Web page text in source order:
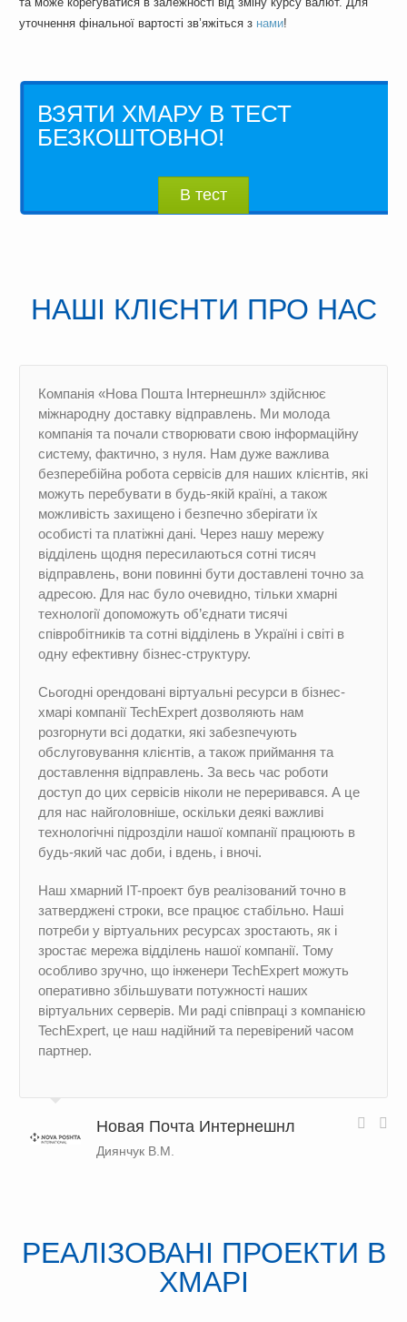
уточнення фінальної вартості зв’яжіться з нами!
ВЗЯТИ ХМАРУ В ТЕСТ
БЕЗКОШТОВНО!
В тест
НАШІ КЛІЄНТИ ПРО НАС
Компанія «Нова Пошта Інтернешнл» здійснює
міжнародну доставку відправлень. Ми молода
компанія та почали створювати свою інформаційну
систему, фактично, з нуля. Нам дуже важлива
безперебійна робота сервісів для наших клієнтів, які
можуть перебувати в будь-якій країні, а також
можливість захищено і безпечно зберігати їх
особисті та платіжні дані. Через нашу мережу
відділень щодня пересилаються сотні тисяч
відправлень, вони повинні бути доставлені точно за
адресою. Для нас було очевидно, тільки хмарні
технології допоможуть об’єднати тисячі
співробітників та сотні відділень в Україні і світі в
одну ефективну бізнес-структуру.
Сьогодні орендовані віртуальні ресурси в бізнес-
хмарі компанії TechExpert дозволяють нам
розгорнути всі додатки, які забезпечують
обслуговування клієнтів, а також приймання та
доставлення відправлень. За весь час роботи
доступ до цих сервісів ніколи не переривався. А це
для нас найголовніше, оскільки деякі важливі
технологічні підрозділи нашої компанії працюють в
будь-який час доби, і вдень, і вночі.
Наш хмарний IT-проект був реалізований точно в
затверджені строки, все працює стабільно. Наші
потреби у віртуальних ресурсах зростають, як і
зростає мережа відділень нашої компанії. Тому
особливо зручно, що інженери TechExpert можуть
оперативно збільшувати потужності наших
віртуальних серверів. Ми раді співпраці з компанією
TechExpert, це наш надійний та перевірений часом
партнер.
Новая Почта Интернешнл
Диянчук В.М.
РЕАЛІЗОВАНІ ПРОЕКТИ В
ХМАРІ